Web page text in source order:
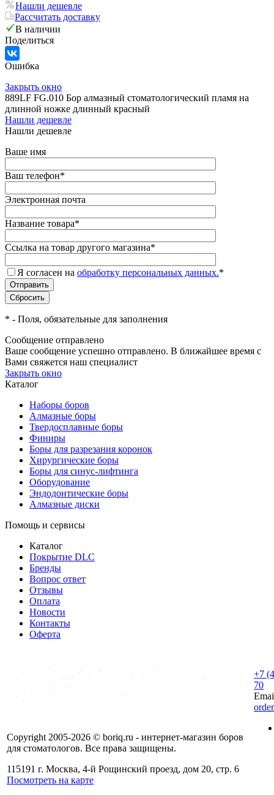
Нашли дешевле
Рассчитать доставку
В наличии
Поделиться
Ошибка
Закрыть окно
889LF FG.010 Бор алмазный стоматологический пламя на
длинной ножке длинный красный
Нашли дешевле
Нашли дешевле
Ваше имя
Ваш телефон*
Электронная почта
Название товара*
Ссылка на товар другого магазина*
Я согласен на обработку персональных данных.*
* - Поля, обязательные для заполнения
Сообщение отправлено
Ваше сообщение успешно отправлено. В ближайшее время с
Вами свяжется наш специалист
Закрыть окно
Каталог
Наборы боров
Алмазные боры
Твердосплавные боры
Финиры
Боры для разрезания коронок
Хирургические боры
Боры для синус-лифтинга
Оборудование
Эндодонтические боры
Алмазные диски
Помощь и сервисы
Каталог
Покрытие DLC
Бренды
Вопрос ответ
Отзывы
Оплата
Новости
Контакты
Оферта
Copyright 2005-2026 © boriq.ru - интернет-магазин боров
для стоматологов. Все права защищены.
115191 г. Москва, 4-й Рощинский проезд, дом 20, стр. 6
Посмотреть на карте
+7
70